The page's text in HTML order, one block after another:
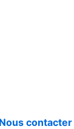
Nous contacter